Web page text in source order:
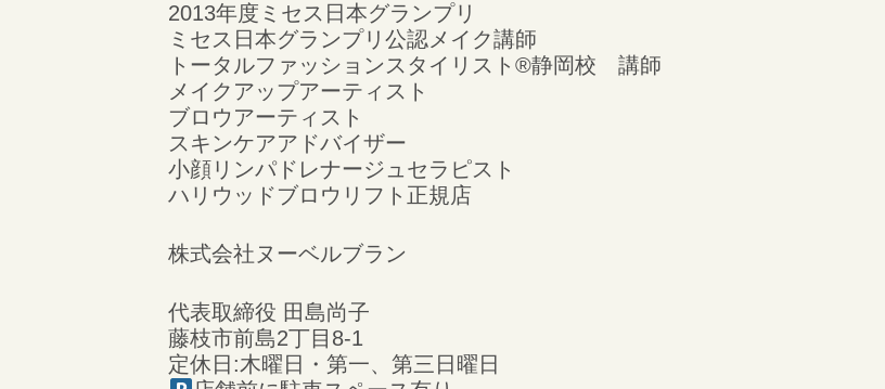
2013年度ミセス日本グランプリ
ミセス日本グランプリ公認メイク講師
トータルファッションスタイリスト®︎静岡校 講師
メイクアップアーティスト
ブロウアーティスト
スキンケアアドバイザー
小顔リンパドレナージュセラピスト
ハリウッドブロウリフト正規店
株式会社ヌーベルブラン
代表取締役 田島尚子
藤枝市前島2丁目8-1
定休日:木曜日・第一、第三日曜日